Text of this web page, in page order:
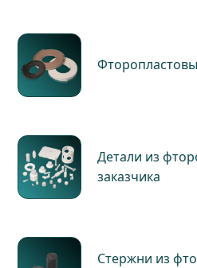
Детали из
заказчика
Стержни из